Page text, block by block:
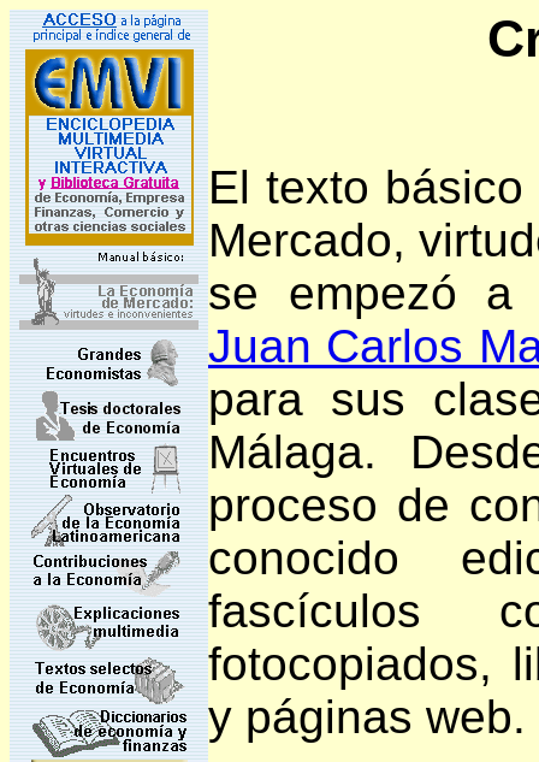
El texto
Mercado,
se empezó a
Juan Carlos
para sus
Málaga.
proceso de
conocido
fascículos
fotocopiados,
y páginas web.